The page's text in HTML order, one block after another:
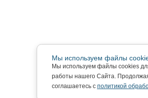
Мы используем файлы
Мы используем файлы cookies
работы нашего Сайта.
соглашаетесь с политикой